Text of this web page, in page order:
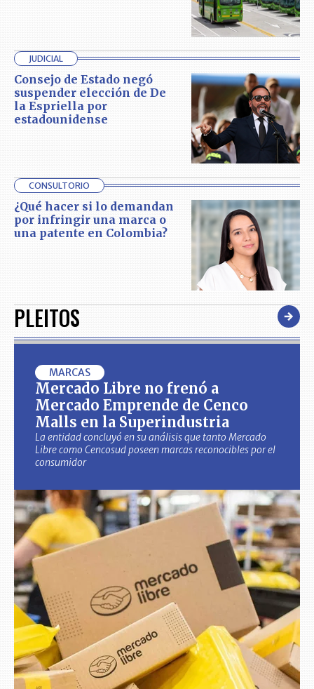
JUDICIAL
Consejo de Estado negó
suspender elección de De
la Espriella por
estadounidense
CONSULTORIO
¿Qué hacer si lo demandan
por infringir una marca o
una patente en Colombia?
PLEITOS
MARCAS
Mercado Libre no frenó a
Mercado Emprende de Cenco
Malls en la Superindustria
La entidad concluyó en su análisis que tanto Mercado
Libre como Cencosud poseen marcas reconocibles por el
consumidor